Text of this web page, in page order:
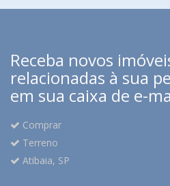
Receba novos
relacionadas à sua
em sua caixa de e-
Comprar
Terreno
Atibaia, SP